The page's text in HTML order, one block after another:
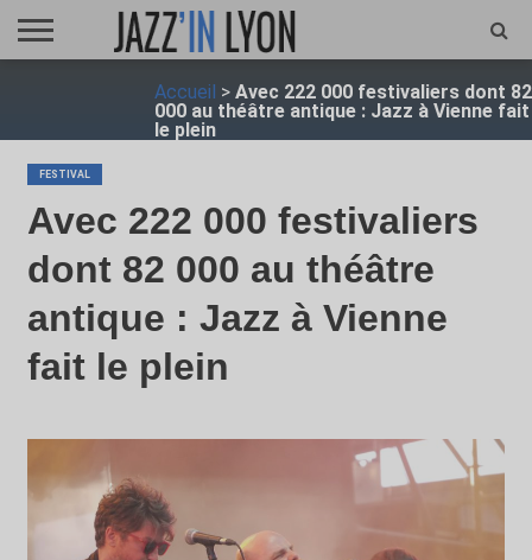
Accueil > Avec 222 000 festivaliers dont 82
000 au théâtre antique : Jazz à Vienne fait
le plein
FESTIVAL
Avec 222 000 festivaliers
dont 82 000 au théâtre
antique : Jazz à Vienne
fait le plein